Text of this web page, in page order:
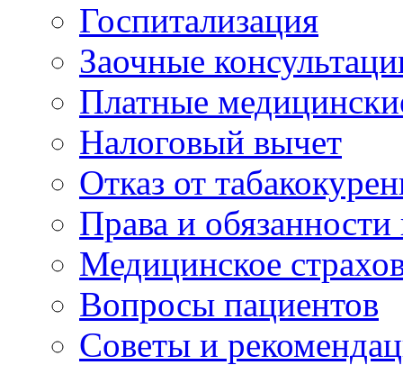
Госпитализация
Заочные
Платные
Налоговый вычет
Отказ от
Права и
Медицинское
Вопросы пациентов
Советы и